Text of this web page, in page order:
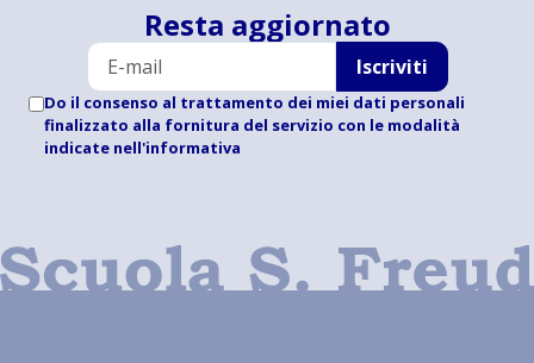
Resta aggiornato
Iscriviti
Do il consenso al trattamento dei miei dati personali
finalizzato alla fornitura del servizio con le modalità
indicate nell'informativa